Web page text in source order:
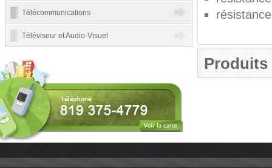
Produits
Télécommunications
Téléviseur et Audio-Visuel